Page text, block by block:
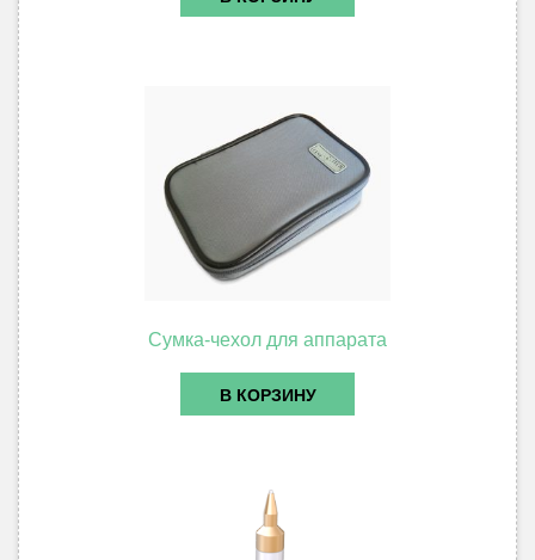
Сумка-чехол для аппарата
В КОРЗИНУ